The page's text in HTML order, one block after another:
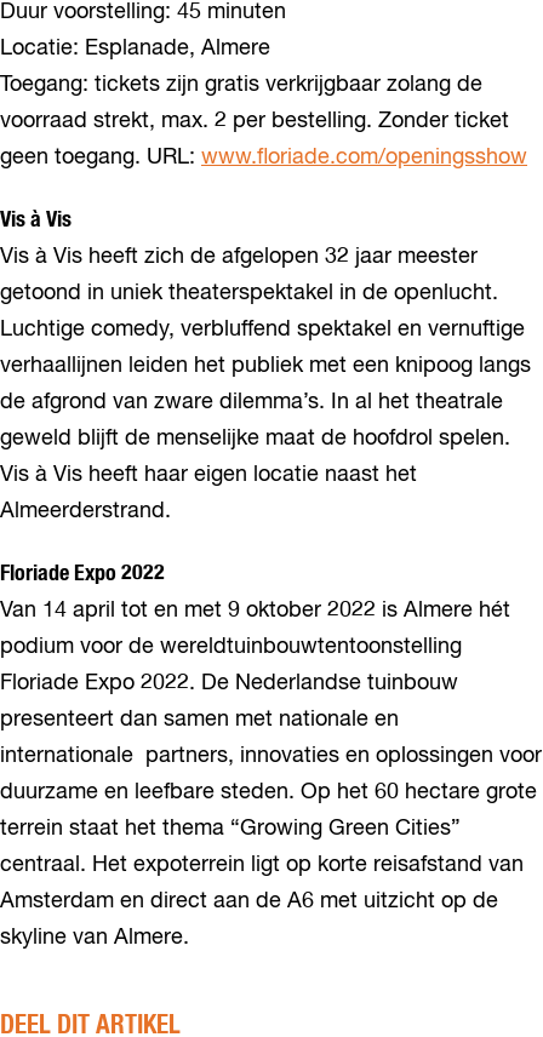
Duur voorstelling: 45 minuten
Locatie: Esplanade, Almere
Toegang: tickets zijn gratis verkrijgbaar zolang de
voorraad strekt, max. 2 per bestelling. Zonder ticket
geen toegang. URL: www.floriade.com/openingsshow
Vis à Vis
Vis à Vis heeft zich de afgelopen 32 jaar meester
getoond in uniek theaterspektakel in de openlucht.
Luchtige comedy, verbluffend spektakel en vernuftige
verhaallijnen leiden het publiek met een knipoog langs
de afgrond van zware dilemma’s. In al het theatrale
geweld blijft de menselijke maat de hoofdrol spelen.
Vis à Vis heeft haar eigen locatie naast het
Almeerderstrand.
Floriade Expo 2022
Van 14 april tot en met 9 oktober 2022 is Almere hét
podium voor de wereldtuinbouwtentoonstelling
Floriade Expo 2022. De Nederlandse tuinbouw
presenteert dan samen met nationale en
internationale partners, innovaties en oplossingen voor
duurzame en leefbare steden. Op het 60 hectare grote
terrein staat het thema “Growing Green Cities”
centraal. Het expoterrein ligt op korte reisafstand van
Amsterdam en direct aan de A6 met uitzicht op de
skyline van Almere.
DEEL DIT ARTIKEL